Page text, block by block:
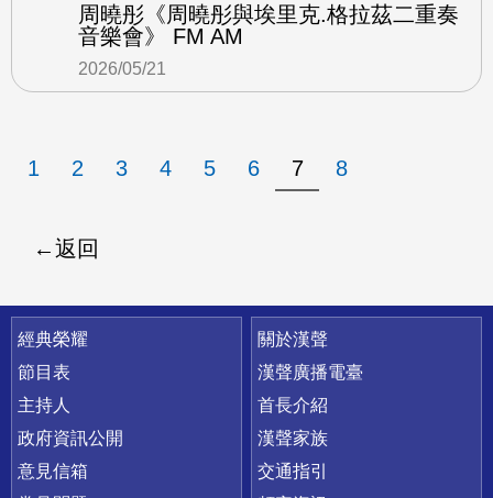
周曉彤《周曉彤與埃里克.格拉茲二重奏
音樂會》 FM AM
2026/05/21
1 2 3 4 5 6 7 8
返回
快速連結
經典榮耀
節目表
主持人
政府資訊公開
意見信箱
關於漢聲
漢聲廣播電臺
首長介紹
漢聲家族
交通指引